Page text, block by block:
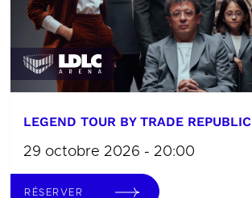
LEGEND TOUR BY TRADE REPUBLIC
29 octobre 2026 - 20:00
RÉSERVER